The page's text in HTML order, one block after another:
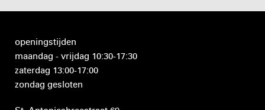
openingstijden
maandag - vrijdag 10:30-17:30
zaterdag 13:00-17:00
zondag gesloten